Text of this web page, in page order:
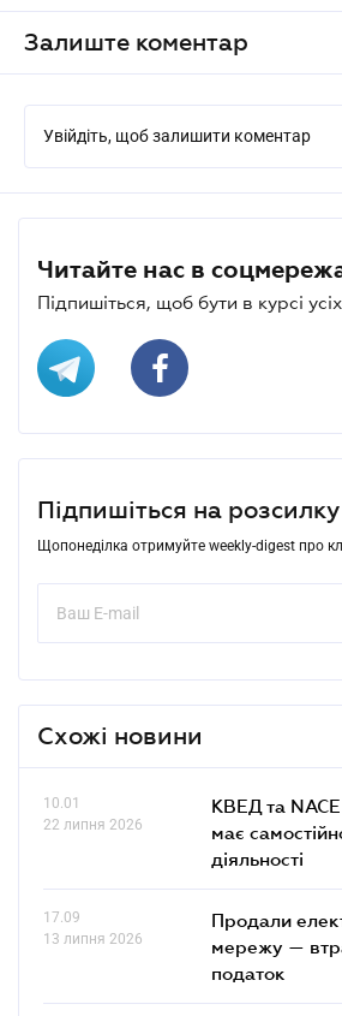
Залиште коментар
Увійдіть, щоб залишити коментар
Читайте нас в
Підпишіться, щоб бути в курсі
Підпишіться на розсилку
Щопонеділка отримуйте weekly-digest про
Схожі новини
10.01
22 липня 2026
КВЕД та NACE
має
діяльності
17.09
13 липня 2026
Продали
мережу —
податок